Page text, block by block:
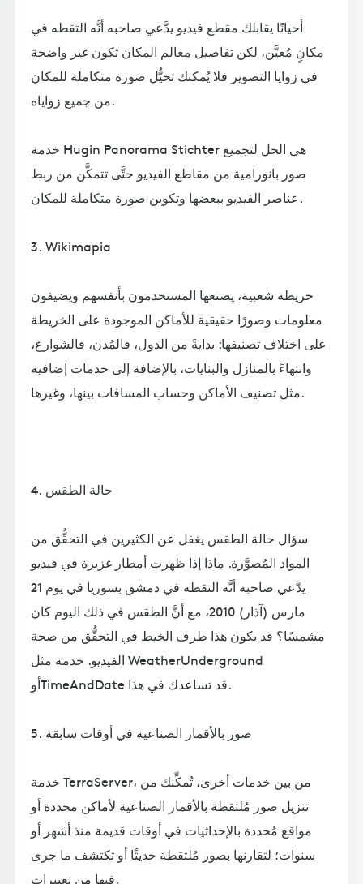
أحيانًا يقابلك مقطع فيديو يدَّعي صاحبه أنَّه التقطه في
مكانٍ مُعيَّن، لكن تفاصيل معالم المكان تكون غير واضحة
في زوايا التصوير فلا يُمكنك تخيُّل صورة متكاملة للمكان
من جميع زواياه.
خدمة Hugin Panorama Stichter هي الحل لتجميع
صور بانورامية من مقاطع الفيديو حتَّى تتمكَّن من ربط
عناصر الفيديو ببعضها وتكوين صورة متكاملة للمكان.
3. Wikimapia
خريطة شعبية، يصنعها المستخدمون بأنفسهم ويضيفون
معلومات وصورًا حقيقية للأماكن الموجودة على الخريطة
على اختلاف تصنيفها: بدايةً من الدول، فالمُدن، فالشوارع،
وانتهاءً بالمنازل والبنايات، بالإضافة إلى خدمات إضافية
مثل تصنيف الأماكن وحساب المسافات بينها، وغيرها.
4. حالة الطقس
سؤال حالة الطقس يغفل عن الكثيرين في التحقُّق من
المواد المُصوَّرة. ماذا إذا ظهرت أمطار غزيرة في فيديو
يدَّعي صاحبه أنَّه التقطه في دمشق بسوريا في يوم 21
مارس (آذار) 2010، مع أنَّ الطقس في ذلك اليوم كان
مشمسًا؟ قد يكون هذا طرف الخيط في التحقُّق من صحة
الفيديو. خدمة مثل WeatherUnderground
أوTimeAndDate قد تساعدك في هذا.
5. صور بالأقمار الصناعية في أوقات سابقة
خدمة TerraServer، من بين خدمات أخرى، تُمكِّنك من
تنزيل صور مُلتقطة بالأقمار الصناعية لأماكن محددة أو
مواقع مُحددة بالإحداثيات في أوقات قديمة منذ أشهر أو
سنوات؛ لتقارنها بصور مُلتقطة حديثًا أو تكتشف ما جرى
فيها من تغييرات.